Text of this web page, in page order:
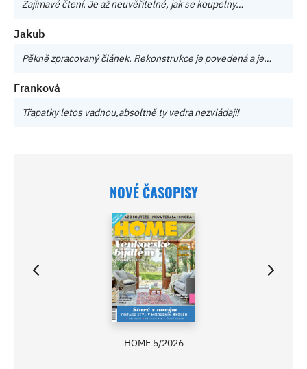
Zajímavé čtení. Je až neuvěřitelné, jak se koupelny…
Jakub
Pěkně zpracovaný článek. Rekonstrukce je povedená a je…
Franková
Třapatky letos vadnou,absoltně ty vedra nezvládají!
NOVÉ ČASOPISY
HOME 5/2026